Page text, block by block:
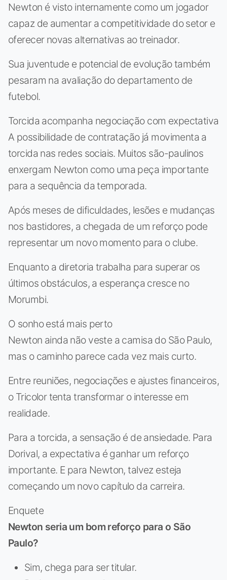
Newton é visto internamente como um jogador
capaz de aumentar a competitividade do setor e
oferecer novas alternativas ao treinador.
Sua juventude e potencial de evolução também
pesaram na avaliação do departamento de
futebol.
Torcida acompanha negociação com expectativa
A possibilidade de contratação já movimenta a
torcida nas redes sociais. Muitos são-paulinos
enxergam Newton como uma peça importante
para a sequência da temporada.
Após meses de dificuldades, lesões e mudanças
nos bastidores, a chegada de um reforço pode
representar um novo momento para o clube.
Enquanto a diretoria trabalha para superar os
últimos obstáculos, a esperança cresce no
Morumbi.
O sonho está mais perto
Newton ainda não veste a camisa do São Paulo,
mas o caminho parece cada vez mais curto.
Entre reuniões, negociações e ajustes financeiros,
o Tricolor tenta transformar o interesse em
realidade.
Para a torcida, a sensação é de ansiedade. Para
Dorival, a expectativa é ganhar um reforço
importante. E para Newton, talvez esteja
começando um novo capítulo da carreira.
Enquete
Newton seria um bom reforço para o São
Paulo?
Sim, chega para ser titular.